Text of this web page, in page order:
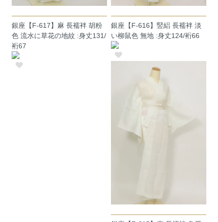
銀座【F-617】麻 長襦袢 胡粉
色 流水に草花の地紋 :身丈131/
裄67
銀座【F-616】竪絽 長襦袢 淡
い柳鼠色 無地 :身丈124/裄66